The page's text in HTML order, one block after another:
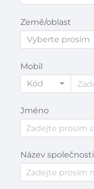
Země/oblast
Vyberte prosím
Mobil
Kód
Jméno
Název společnosti